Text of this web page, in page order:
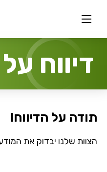
דיווח
תודה על הדיווח!
הצוות שלנו יבדוק את